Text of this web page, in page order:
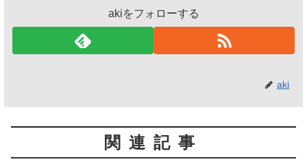
akiをフォローする
aki
関連記事